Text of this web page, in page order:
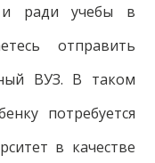
и ради учебы в
отправить
ВУЗ. В таком
потребуется
в качестве